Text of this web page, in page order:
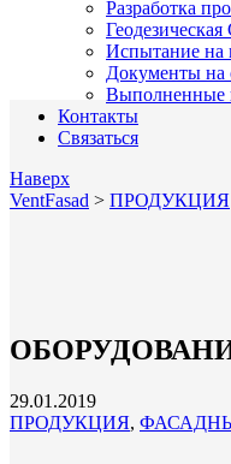
Разработка
Испытание на
Документы на
Выполненные
Контакты
Связаться
Наверх
VentFasad > ПРОДУКЦИЯ
29.01.2019
ПРОДУКЦИЯ,